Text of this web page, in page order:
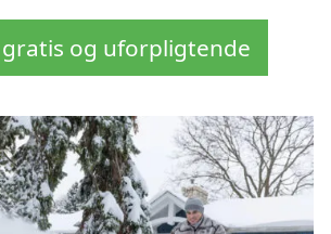
gratis og uforpligtende